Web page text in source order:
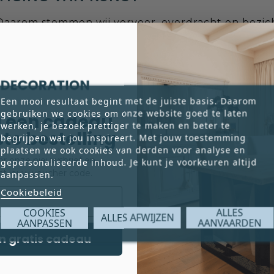
stemmen wij vervoer, overdracht en
rechtstreeks afrekenen en zelf afhalen bij
Een mooi resultaat begint met de juiste basis. Daarom
gebruiken we cookies om onze website goed te laten
werken, je bezoek prettiger te maken en beter te
begrijpen wat jou inspireert. Met jouw toestemming
plaatsen we ook cookies van derden voor analyse en
gepersonaliseerde inhoud. Je kunt je voorkeuren altijd
aanpassen.
Cookiebeleid
COOKIES
AANPASSEN ALLES AFWIJZEN ALLES
AANVAARDEN
cadeau
bestelling
onze nieuwsbrief en
jouw voucher code.
gratis cadeau